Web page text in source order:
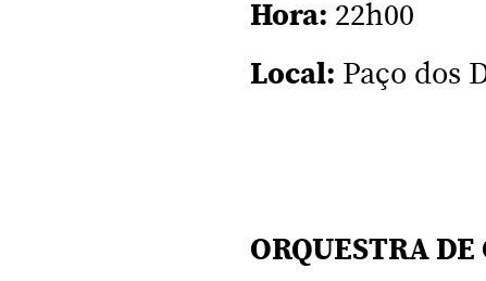
Hora: 22h00
Local: Paço dos
ORQUESTRA